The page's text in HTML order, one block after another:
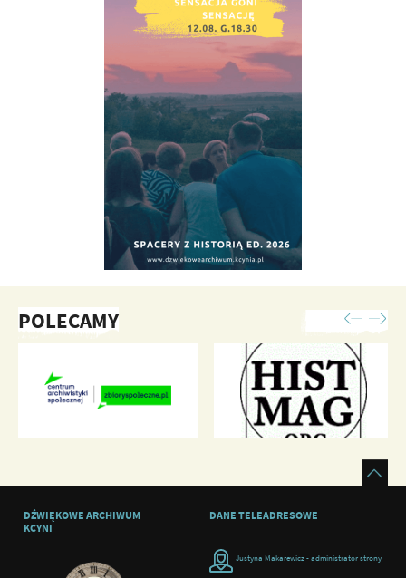
POLECAMY
DŹWIĘKOWE ARCHIWUM
KCYNI
DANE TELEADRESOWE
Justyna Makarewicz - administrator strony